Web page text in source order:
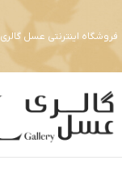
فروشگاه اینترنتی عسل گالری